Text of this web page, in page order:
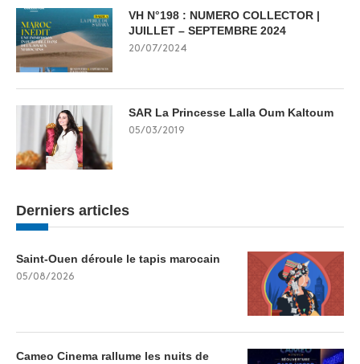
VH N°198 : NUMERO COLLECTOR |
JUILLET – SEPTEMBRE 2024
20/07/2024
SAR La Princesse Lalla Oum Kaltoum
05/03/2019
Derniers articles
Saint-Ouen déroule le tapis marocain
05/08/2026
Cameo Cinema rallume les nuits de